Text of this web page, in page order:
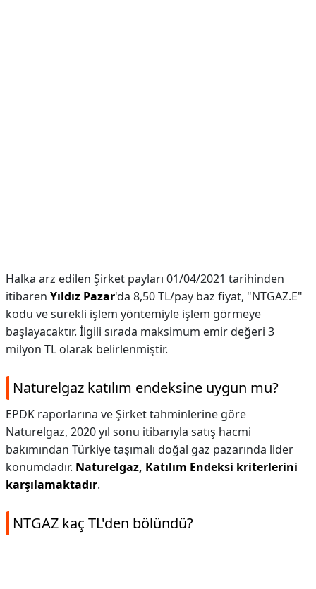
Halka arz edilen Şirket payları 01/04/2021 tarihinden
itibaren Yıldız Pazar'da 8,50 TL/pay baz fiyat, "NTGAZ.E"
kodu ve sürekli işlem yöntemiyle işlem görmeye
başlayacaktır. İlgili sırada maksimum emir değeri 3
milyon TL olarak belirlenmiştir.
Naturelgaz katılım endeksine uygun mu?
EPDK raporlarına ve Şirket tahminlerine göre
Naturelgaz, 2020 yıl sonu itibarıyla satış hacmi
bakımından Türkiye taşımalı doğal gaz pazarında lider
konumdadır. Naturelgaz, Katılım Endeksi kriterlerini
karşılamaktadır.
NTGAZ kaç TL'den bölündü?